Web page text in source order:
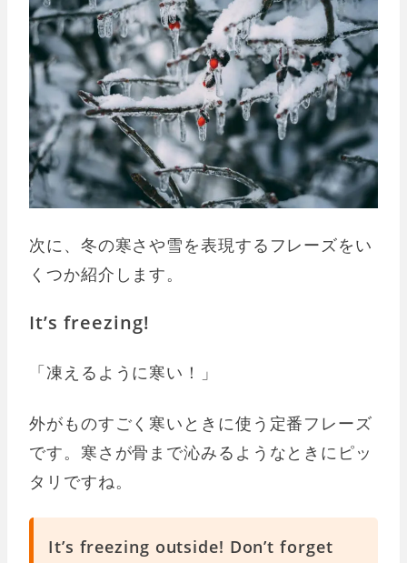
次に、冬の寒さや雪を表現するフレーズをい
くつか紹介します。
It’s freezing!
「凍えるように寒い！」
外がものすごく寒いときに使う定番フレーズ
です。寒さが骨まで沁みるようなときにピッ
タリですね。
It’s freezing outside! Don’t forget